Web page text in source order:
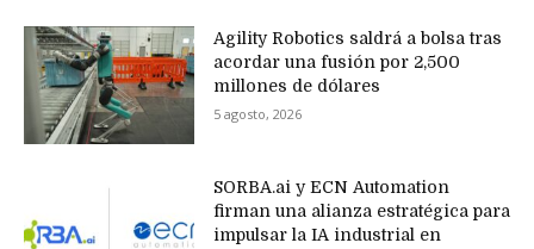
Agility Robotics saldrá a bolsa tras
acordar una fusión por 2,500
millones de dólares
5 agosto, 2026
SORBA.ai y ECN Automation
firman una alianza estratégica para
impulsar la IA industrial en